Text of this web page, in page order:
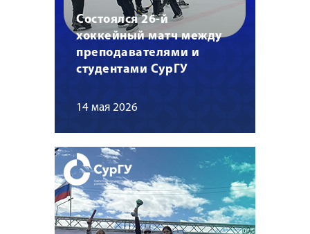
Состоялся 26-й
хоккейный матч между
преподавателями и
студентами СурГУ
14 мая 2026